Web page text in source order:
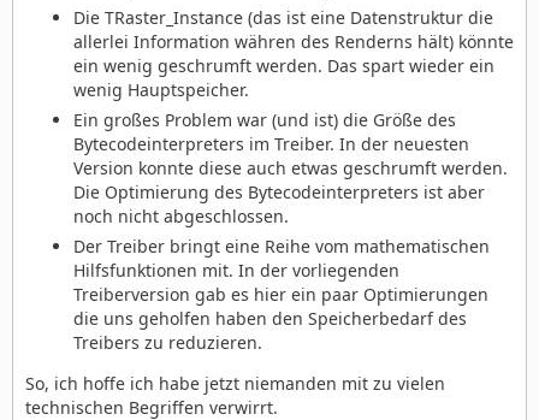
Die TRaster_Instance (das ist eine Datenstruktur die
allerlei Information währen des Renderns hält) könnte
ein wenig geschrumft werden. Das spart wieder ein
wenig Hauptspeicher.
Ein großes Problem war (und ist) die Größe des
Bytecodeinterpreters im Treiber. In der neuesten
Version konnte diese auch etwas geschrumft werden.
Die Optimierung des Bytecodeinterpreters ist aber
noch nicht abgeschlossen.
Der Treiber bringt eine Reihe vom mathematischen
Hilfsfunktionen mit. In der vorliegenden
Treiberversion gab es hier ein paar Optimierungen
die uns geholfen haben den Speicherbedarf des
Treibers zu reduzieren.
So, ich hoffe ich habe jetzt niemanden mit zu vielen
technischen Begriffen verwirrt.